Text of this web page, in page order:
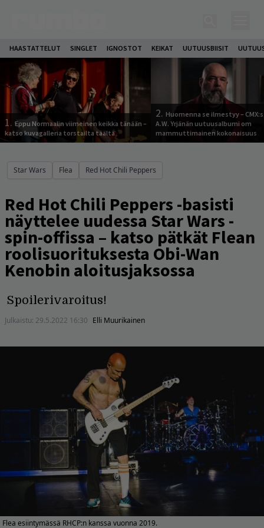
HAASTATTELUT SINGLET IGNOSTOT KEIKAT UUTUUSBIISIT
1. Eppu Normaalin viimeinen keikka tänään –
katso kuvagalleria torstailta täältä
2. Huomenna se ilmestyy –
A.W. Yrjänän uutuusalbumi om
mammuttimainen kokonaisuus
Star Wars Flea Red Hot Chili Peppers
Red Hot Chili Peppers -basisti
näyttelee uudessa Star Wars -
spin-offissa – katso pätkät Flean
roolisuorituksesta Obi-Wan
Kenobin aloitusjaksossa
Spoilerivaroitus!
Julkaistu: 29.5.2022 16:30 Elli Muurikainen
Flea esiintymässä RHCP:n kanssa vuonna 2019.